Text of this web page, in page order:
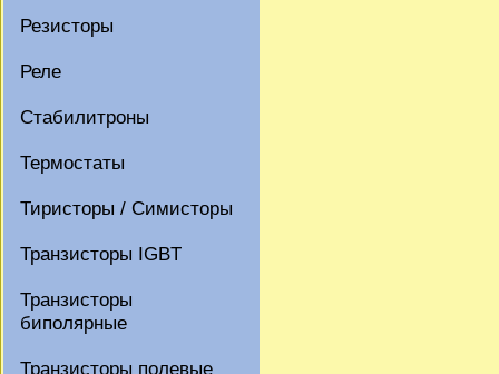
Резисторы
Реле
Стабилитроны
Термостаты
Тиристоры / Симисторы
Транзисторы IGBT
Транзисторы
биполярные
Транзисторы полевые